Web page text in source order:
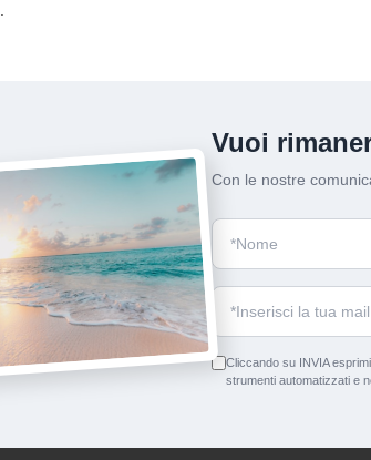
Vuoi
Con le nostre
Cliccando su INVIA
strumenti automatizzati e